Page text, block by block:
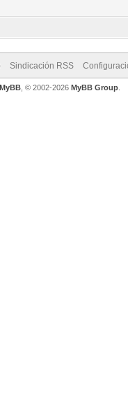
Sindicación RSS
MyBB , © 2002-2026 MyBB Group